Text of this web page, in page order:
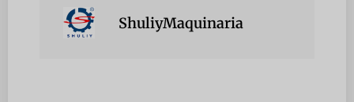
ShuliyMaquinaria